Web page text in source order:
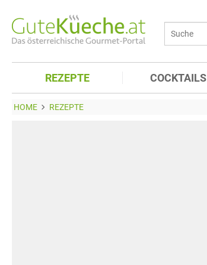
REZEPTE COCKTAILS
HOME REZEPTE